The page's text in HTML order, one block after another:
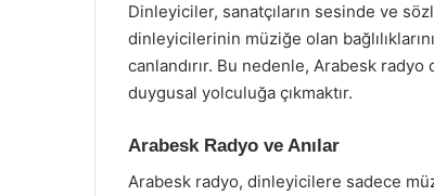
Dinleyiciler, sanatçıların sesinde ve
dinleyicilerinin müziğe olan
canlandırır. Bu nedenle, Arabesk
duygusal yolculuğa çıkmaktır.
Arabesk Radyo ve Anılar
Arabesk radyo, dinleyicilere sadece